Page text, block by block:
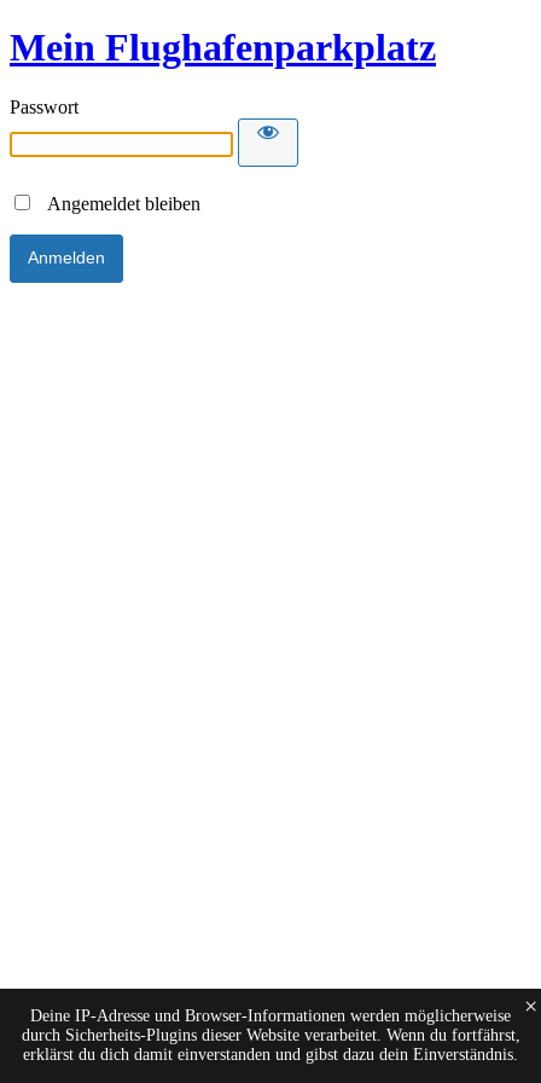
Mein Flughafenparkplatz
Passwort
Angemeldet bleiben
Deine IP-Adresse und Browser-Informationen werden möglicherweise
durch Sicherheits-Plugins dieser Website verarbeitet. Wenn du fortfährst,
erklärst du dich damit einverstanden und gibst dazu dein Einverständnis.
×